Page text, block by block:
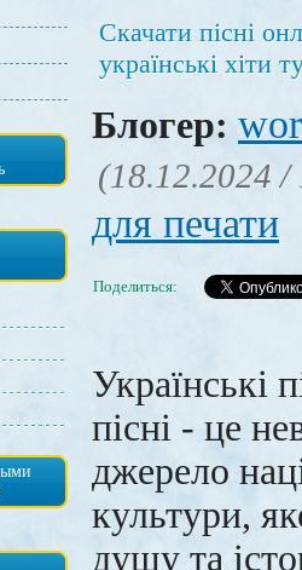
Скачати пісні
українські хіти
Блогер:
(18.12.2024 /
для печати
Поделиться:
Українські
пісні - це
джерело
культури,
душу та